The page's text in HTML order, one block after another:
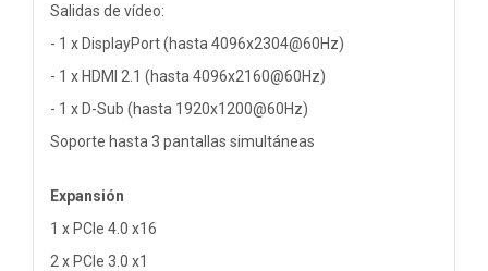
Salidas de vídeo:
- 1 x DisplayPort (hasta 4096x2304@60Hz)
- 1 x HDMI 2.1 (hasta 4096x2160@60Hz)
- 1 x D-Sub (hasta 1920x1200@60Hz)
Soporte hasta 3 pantallas simultáneas
Expansión
1 x PCIe 4.0 x16
2 x PCIe 3.0 x1